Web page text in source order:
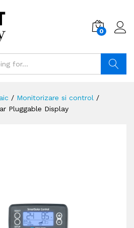
0
/ Monitorizare si control /
Pluggable Display